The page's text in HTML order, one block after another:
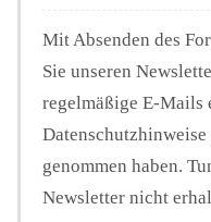
Mit Absenden des
Sie unseren
regelmäßige E-Mails
genommen haben.
Newsletter nicht